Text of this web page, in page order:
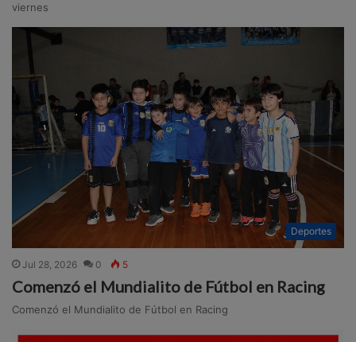
viernes
Deportes
Jul 28, 2026 0 5
Comenzó el Mundialito de Fútbol en Racing
Comenzó el Mundialito de Fútbol en Racing